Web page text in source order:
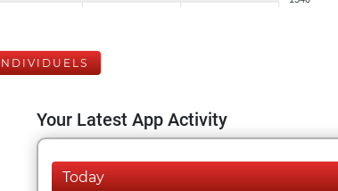
Your Latest App Activity
Today